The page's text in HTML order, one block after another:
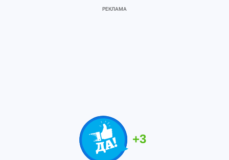
+3